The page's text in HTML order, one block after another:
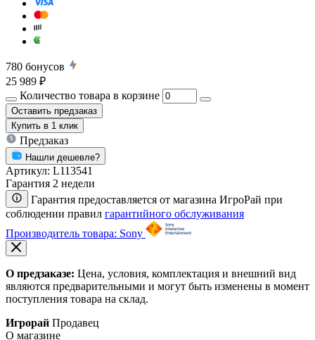
780 бонусов
25 989 ₽
Количество товара в корзине
Оставить предзаказ
Купить в 1 клик
Предзаказ
Нашли дешевле?
Артикул: L113541
Гарантия 2 недели
Гарантия предоставляется от магазина ИгроРай при
соблюдении правил гарантийного обслуживания
Производитель товара: Sony
О предзаказе: Цена, условия, комплектация и внешний вид
являются предварительными и могут быть изменены в момент
поступления товара на склад.
Игрорай Продавец
О магазине